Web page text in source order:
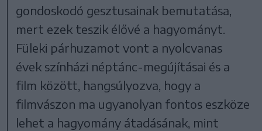
gondoskodó gesztusainak bemutatása,
mert ezek teszik élővé a hagyományt.
Füleki párhuzamot vont a nyolcvanas
évek színházi néptánc-megújításai és a
film között, hangsúlyozva, hogy a
filmvászon ma ugyanolyan fontos eszköze
lehet a hagyomány átadásának, mint